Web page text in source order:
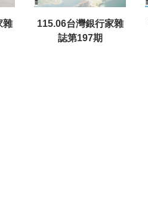
雜
115.06台灣銀行家雜
誌第197期